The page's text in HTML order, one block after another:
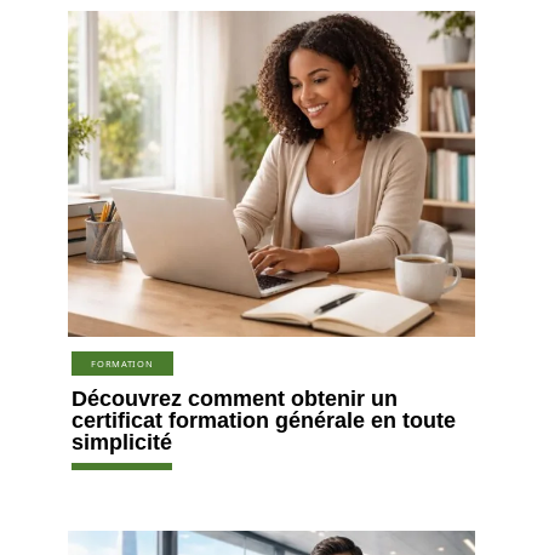
FORMATION
Découvrez comment obtenir un
certificat formation générale en toute
simplicité